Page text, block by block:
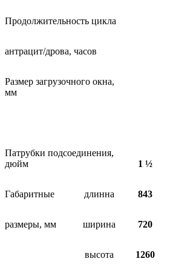
Продолжительность цикла
антрацит/дрова, часов
Размер загрузочного окна,
мм
Патрубки подсоединения,
дюйм
1 ½
Габаритные длинна 843
размеры, мм ширина 720
высота 1260